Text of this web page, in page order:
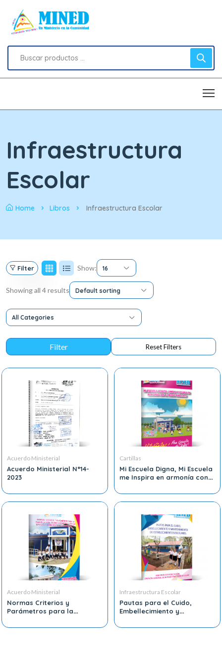
Infraestructura
Escolar
Home Libros Infraestructura Escolar
Filter Show: 16
Showing all 4 results Default sorting
All Categories
Acuerdo Ministerial
Acuerdo Ministerial N°14-
2023
Cartillas
Mi Escuela Digna, Mi Escuela
me Inspira en armonía con
Acuerdo Ministerial
Normas Criterios y
Parámetros para la
construcción
Infraestructura Escolar
Pautas para el Cuido,
Embellecimiento y
Establecimiento Escolares